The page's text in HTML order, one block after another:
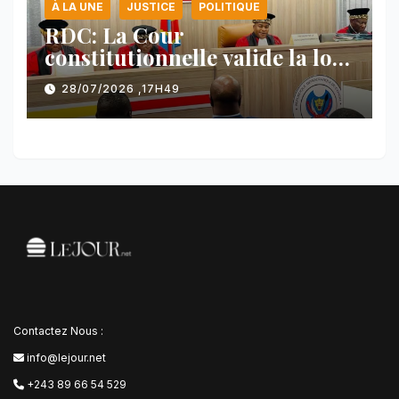
À LA UNE JUSTICE POLITIQUE
RDC: La Cour
constitutionnelle valide la loi
référendaire sous réserves de
plusieurs dispositions
28/07/2026 ,17H49
Contactez Nous :
info@lejour.net
+243 89 66 54 529